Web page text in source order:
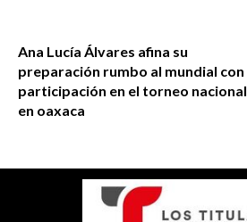
Ana Lucía Álvares afina su
preparación rumbo al mundial con
participación en el torneo nacional
en oaxaca